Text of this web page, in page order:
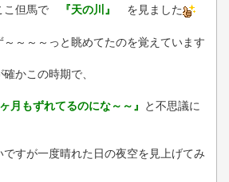
こ但馬で 『天の川』 を見ました
～～～っと眺めてたのを覚えています
かこの時期で、
月もずれてるのにな～～』 と不思議に
すが一度晴れた日の夜空を見上げてみ